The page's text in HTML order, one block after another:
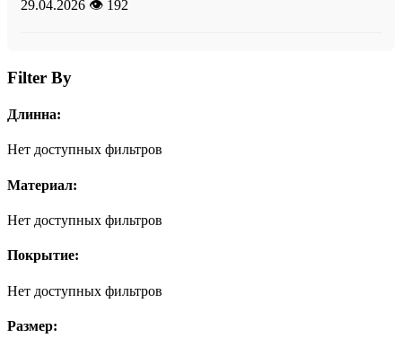
29.04.2026 👁️ 192
Filter By
Длинна:
Нет доступных фильтров
Материал:
Нет доступных фильтров
Покрытие:
Нет доступных фильтров
Размер: